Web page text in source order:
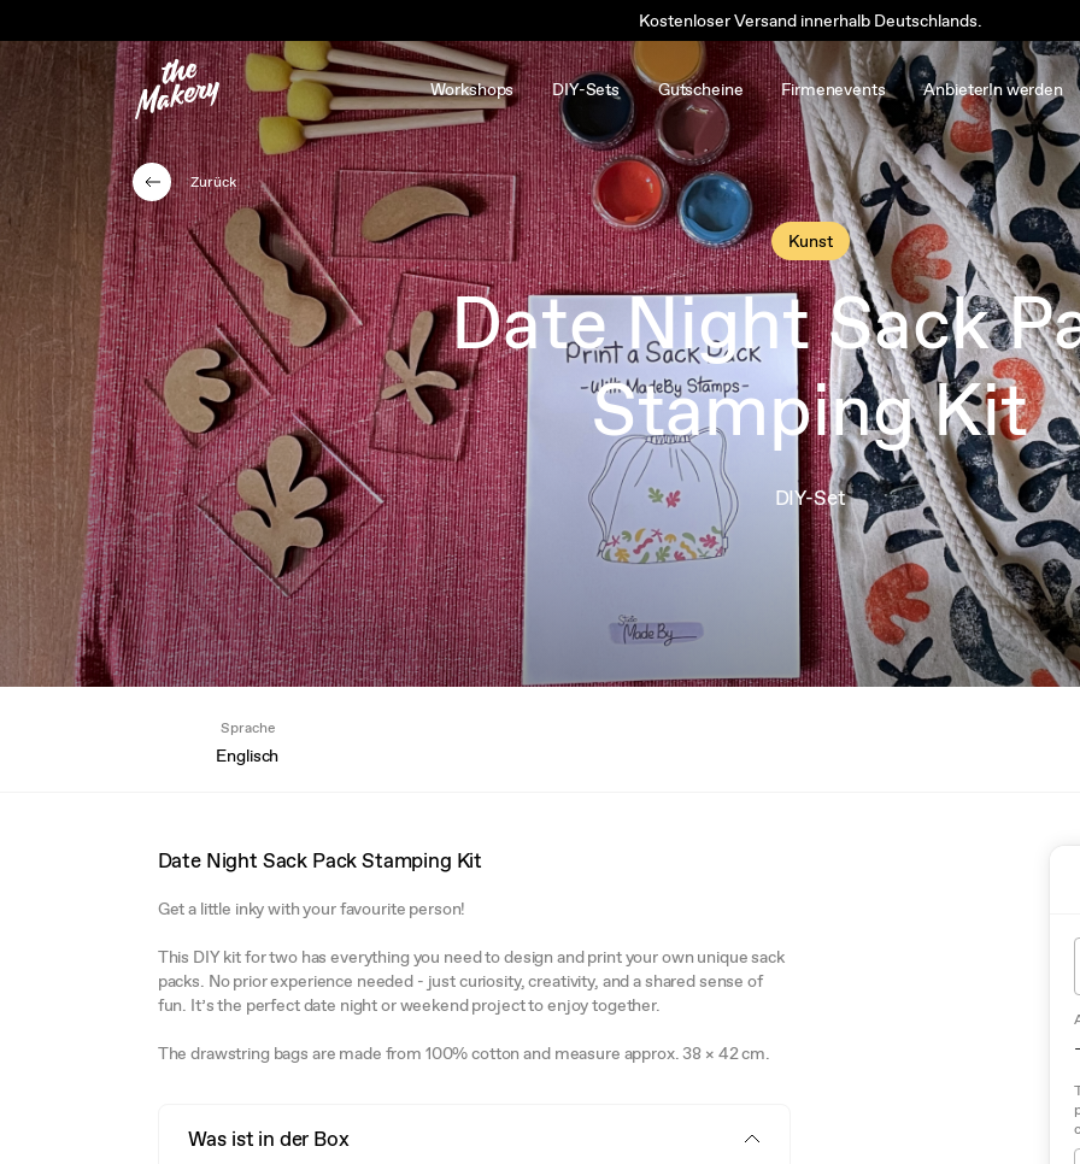
Kostenloser Versand innerhalb Deutschlands.
Workshops DIY-Sets Gutscheine Firmenevents AnbieterIn werden
Kunst
Date Night Sack
Stamping Kit
DIY-Set
Zurück
Sprache
Englisch
Date Night Sack Pack Stamping Kit
Get a little inky with your favourite person!
This DIY kit for two has everything you need to design and print your own unique sack
packs. No prior experience needed - just curiosity, creativity, and a shared sense of
fun. It’s the perfect date night or weekend project to enjoy together.
The drawstring bags are made from 100% cotton and measure approx. 38 × 42 cm.
Was ist in der Box